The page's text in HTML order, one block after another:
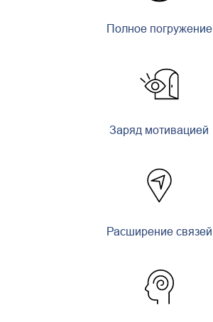
Полное погружение
Заряд мотивацией
Расширение связей